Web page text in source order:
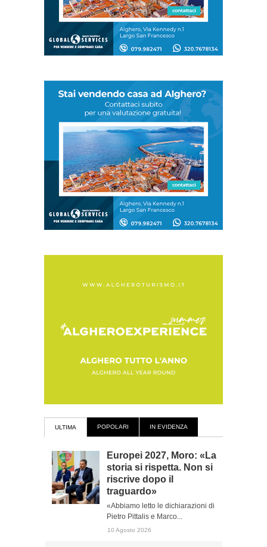
ULTIMA POPOLARI IN EVIDENZA
Europei 2027, Moro: «La
storia si rispetta. Non si
riscrive dopo il
traguardo»
«Abbiamo letto le dichiarazioni di
Pietro Pittalis e Marco...
10 Agosto 2026